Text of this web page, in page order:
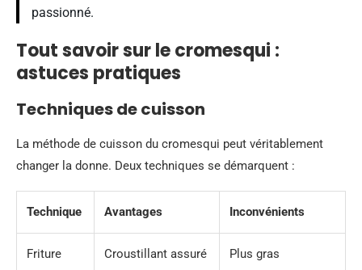
passionné.
Tout savoir sur le cromesqui :
astuces pratiques
Techniques de cuisson
La méthode de cuisson du cromesqui peut véritablement
changer la donne. Deux techniques se démarquent :
Technique Avantages Inconvénients
Friture Croustillant assuré Plus gras